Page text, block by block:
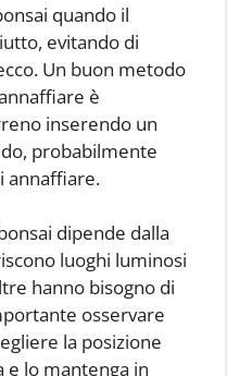
quando il
evitando di
Un buon metodo
è
inserendo un
probabilmente
annaffiare.
dipende dalla
luoghi luminosi
hanno bisogno di
osservare
la posizione
e lo mantenga in